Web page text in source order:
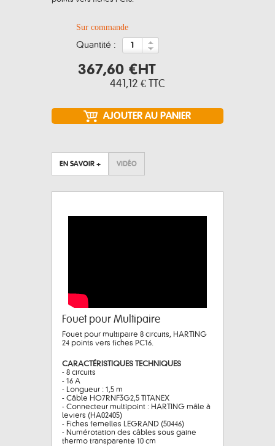
Sur commande
quantité :
367,60 €HT
441,12 € TTC
EN SAVOIR + VIDÉO
Fouet pour Multipaire
Fouet pour multipaire 8 circuits, HARTING
24 points vers fiches PC16.
CARACTÉRISTIQUES TECHNIQUES
- 8 circuits
- 16 A
- Longueur : 1,5 m
- Câble HO7RNF3G2,5 TITANEX
- Connecteur multipoint : HARTING mâle à
leviers (HA02405)
- Fiches femelles LEGRAND (50446)
- Numérotation des câbles sous gaine
thermo transparente 10 cm